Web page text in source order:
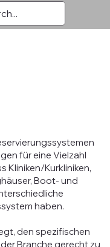
für eine Vielzahl
Kliniken/Kurkliniken,
Boot- und
haben.
den spezifischen
Branche gerecht zu